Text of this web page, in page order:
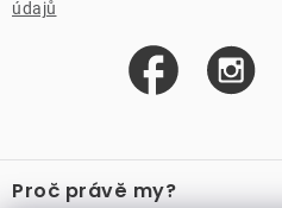
údajů
á
Proč právě my?